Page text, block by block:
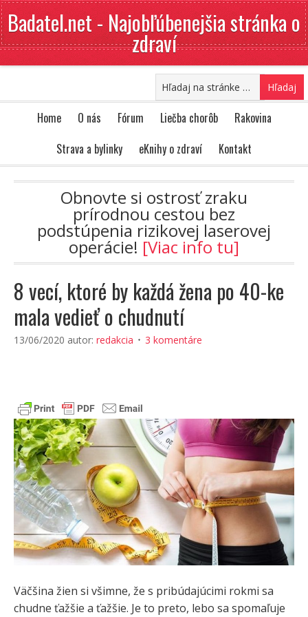
Badatel.net - Najobľúbenejšia stránka o
zdraví
Home O nás Fórum Liečba chorôb
Rakovina
Strava a bylinky
eKnihy o zdraví Kontakt
Obnovte si ostrosť zraku
prírodnou cestou bez
podstúpenia rizikovej laserovej
operácie! [Viac info tu]
8 vecí, ktoré by každá žena po 40-ke
mala vedieť o chudnutí
13/06/2020 autor: redakcia 3 komentáre
Väčšina žien si všimne, že s pribúdajúcimi rokmi sa
chudne ťažšie a ťažšie. Je to preto, lebo sa spomaľuje